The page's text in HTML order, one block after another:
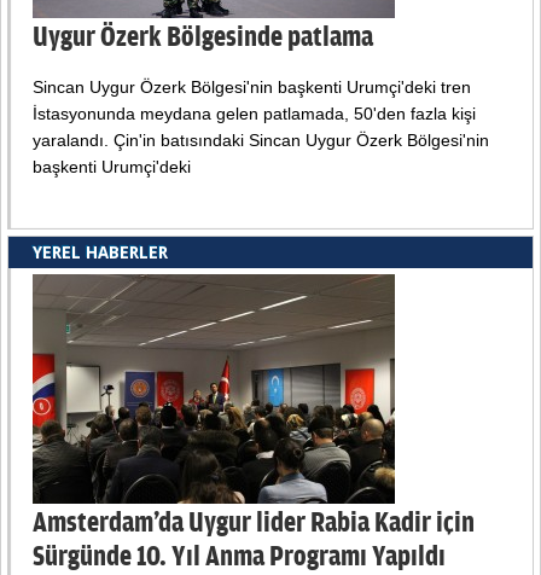
Uygur Özerk Bölgesinde patlama
Sincan Uygur Özerk Bölgesi'nin başkenti Urumçi'deki tren
İstasyonunda meydana gelen patlamada, 50'den fazla kişi
yaralandı. Çin'in batısındaki Sincan Uygur Özerk Bölgesi'nin
başkenti Urumçi'deki
YEREL HABERLER
Amsterdam’da Uygur lider Rabia Kadir için
Sürgünde 10. Yıl Anma Programı Yapıldı